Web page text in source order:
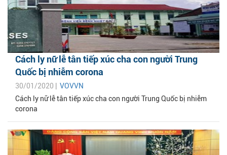
Cách ly nữ lễ tân tiếp xúc cha con người Trung
Quốc bị nhiễm corona
30/01/2020 | VOVVN
Cách ly nữ lễ tân tiếp xúc cha con người Trung Quốc bị nhiễm
corona